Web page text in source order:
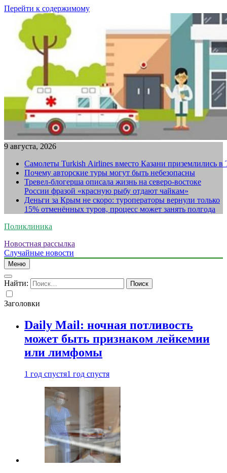
Перейти к содержимому
9 августа, 2026
Самолеты Turkish Airlines вместо Казани приземлились в
Почему авторские туры могут быть небезопасны
Тревел-блогерша описала жизнь на северо-востоке
России фразой «красную рыбу отдают чайкам»
Деньги за Крым не скоро: туроператоры вернули только
15% отменённых туров, процесс может занять полгода
Поликлиника
Новостная рассылка
Случайные новости
Меню
Найти:
Заголовки
Daily Mail: ночная потливость
может быть признаком лейкемии
или лимфомы
1 год спустя1 год спустя